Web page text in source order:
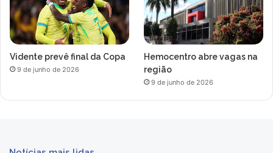
Vidente prevê final da Copa
9 de junho de 2026
Hemocentro abre vagas na
região
9 de junho de 2026